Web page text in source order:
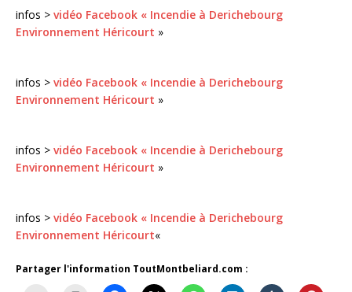
infos > vidéo Facebook « Incendie à Derichebourg
Environnement Héricourt »
infos > vidéo Facebook « Incendie à Derichebourg
Environnement Héricourt »
infos > vidéo Facebook « Incendie à Derichebourg
Environnement Héricourt »
infos > vidéo Facebook « Incendie à Derichebourg
Environnement Héricourt«
Partager l'information ToutMontbeliard.com :